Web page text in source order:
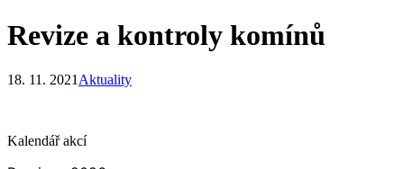
Revize a kontroly komínů
18. 11. 2021 Aktuality
Kalendář akcí